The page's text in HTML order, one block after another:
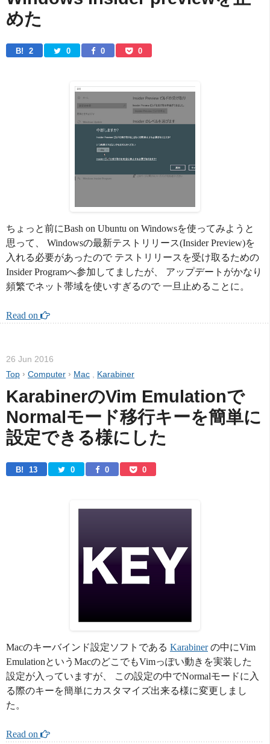
めた
B! 2 0 0 0
ちょっと前にBash on Ubuntu on Windowsを使ってみようと
思って、 Windowsの最新テストリリース(Insider Preview)を
入れる必要があったので テストリリースを受け取るための
Insider Programへ参加してましたが、 アップデートがかなり
頻繁でネット帯域を使いすぎるので 一旦止めることに。
Read on
26 Jun 2016
Top › Computer › Mac Karabiner
KarabinerのVim Emulationで
Normalモード移行キーを簡単に
設定できる様にした
B! 13 0 0 0
Macのキーバインド設定ソフトである Karabinerの中にVim
EmulationというMacのどこでもVimっぽい動きを実装した
設定が入っていますが、 この設定の中でNormalモードに入
る際のキーを簡単にカスタマイズ出来る様に変更しまし
た。
Read on